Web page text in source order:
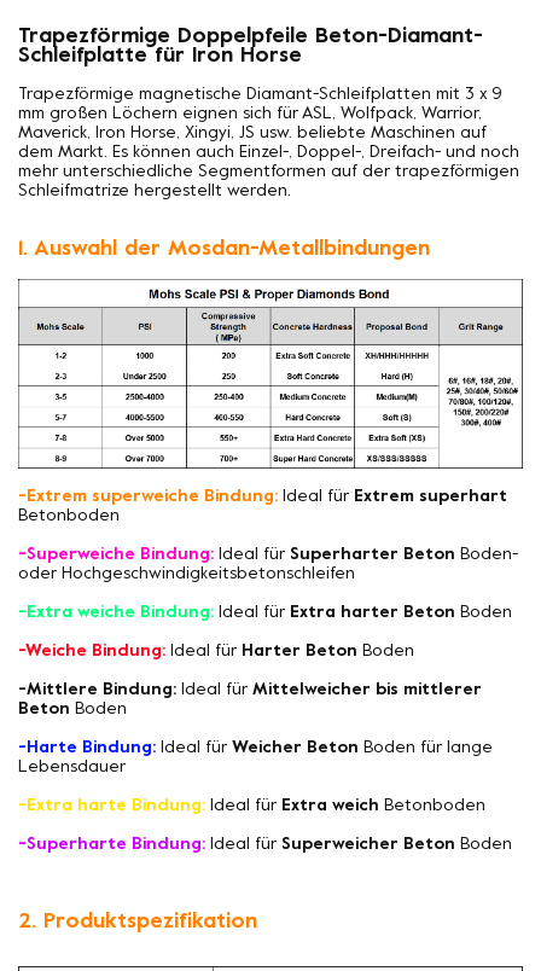
Trapezförmige Doppelpfeile Beton-Diamant-
Schleifplatte für Iron Horse
Trapezförmige magnetische Diamant-Schleifplatten mit 3 x 9
mm großen Löchern eignen sich für ASL, Wolfpack, Warrior,
Maverick, Iron Horse, Xingyi, JS usw. beliebte Maschinen auf
dem Markt. Es können auch Einzel-, Doppel-, Dreifach- und noch
mehr unterschiedliche Segmentformen auf der trapezförmigen
Schleifmatrize hergestellt werden.
1. Auswahl der Mosdan-Metallbindungen
-Extrem superweiche Bindung: Ideal für Extrem superhart
Betonboden
-Superweiche Bindung: Ideal für Superharter Beton Boden-
oder Hochgeschwindigkeitsbetonschleifen
-Extra weiche Bindung: Ideal für Extra harter Beton Boden
-Weiche Bindung: Ideal für Harter Beton Boden
-Mittlere Bindung: Ideal für Mittelweicher bis mittlerer
Beton Boden
-Harte Bindung: Ideal für Weicher Beton Boden für lange
Lebensdauer
-Extra harte Bindung: Ideal für Extra weich Betonboden
-Superharte Bindung: Ideal für Superweicher Beton Boden
2. Produktspezifikation